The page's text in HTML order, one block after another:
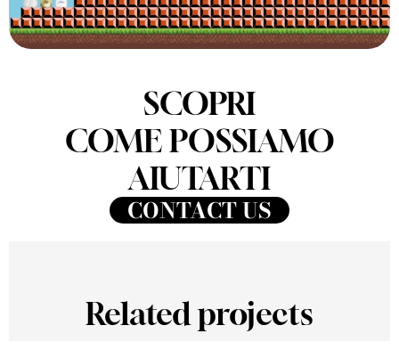
SCOPRI
COME POSSIAMO
AIUTARTI
CONTACT US
Related projects